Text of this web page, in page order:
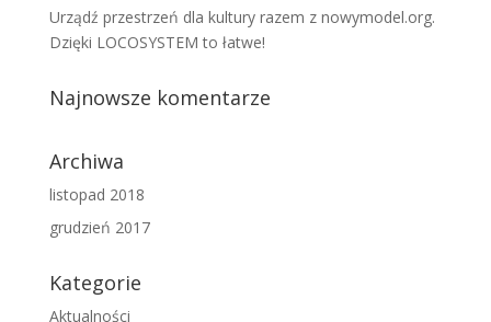
Urządź przestrzeń dla kultury razem z nowymodel.org.
Dzięki LOCOSYSTEM to łatwe!
Najnowsze komentarze
Archiwa
listopad 2018
grudzień 2017
Kategorie
Aktualności